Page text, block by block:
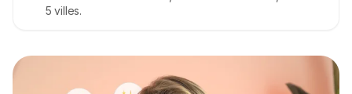
5 villes.